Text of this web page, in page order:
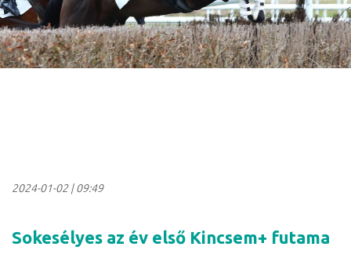
2024-01-02|09:49
Sokesélyes az év első Kincsem+ futama